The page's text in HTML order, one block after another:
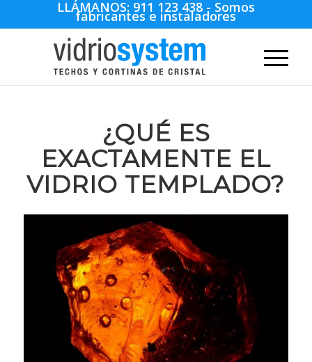
LLÁMANOS: 911 123 438 - Somos
fabricantes e instaladores
¿QUÉ ES
EXACTAMENTE EL
VIDRIO TEMPLADO?